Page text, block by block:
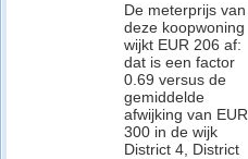
De meterprijs van
deze koopwoning
wijkt EUR 206 af:
dat is een factor
0.69 versus de
gemiddelde
afwijking van EUR
300 in de wijk
District 4, District